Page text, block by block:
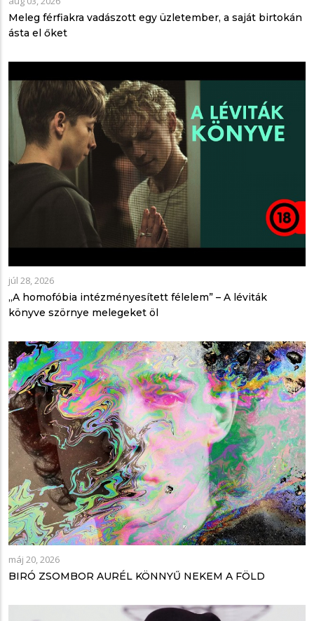
Meleg férfiakra vadászott egy üzletember, a saját birtokán
ásta el őket
júl 28, 2026
„A homofóbia intézményesített félelem” – A léviták
könyve szörnye melegeket öl
máj 20, 2026
BIRÓ ZSOMBOR AURÉL KÖNNYŰ NEKEM A FÖLD